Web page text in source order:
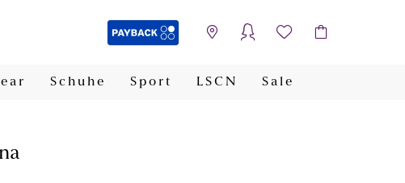
Schuhe Sport LSCN Sale